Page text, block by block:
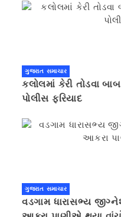
ગુજરાત સમાચાર
કલોલમાં કેરી તોડવા
પોલીસ ફરિયાદ
ગુજરાત સમાચાર
વડગામ ધારાસભ્ય